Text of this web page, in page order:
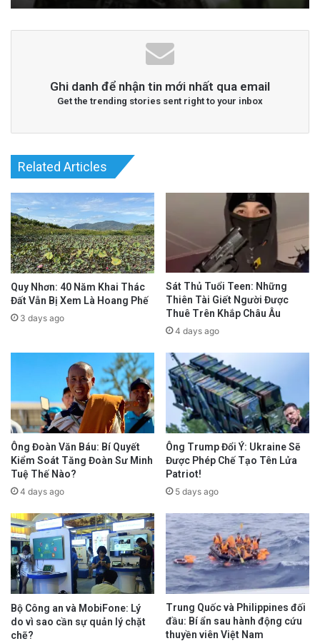
Ghi danh để nhận tin mới nhất qua email
Get the trending stories sent right to your inbox
Related Articles
Quy Nhơn: 40 Năm Khai Thác
Đất Vẫn Bị Xem Là Hoang Phế
3 days ago
Sát Thủ Tuổi Teen: Những
Thiên Tài Giết Người Được
Thuê Trên Khắp Châu Âu
4 days ago
Ông Đoàn Văn Báu: Bí Quyết
Kiểm Soát Tăng Đoàn Sư Minh
Tuệ Thế Nào?
4 days ago
Ông Trump Đổi Ý: Ukraine Sẽ
Được Phép Chế Tạo Tên Lửa
Patriot!
5 days ago
Bộ Công an và MobiFone: Lý
do vì sao cần sự quản lý chặt
chẽ?
Trung Quốc và Philippines đối
đầu: Bí ẩn sau hành động cứu
thuyền viên Việt Nam